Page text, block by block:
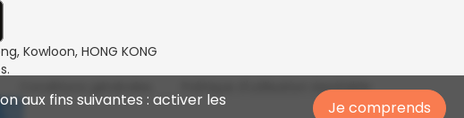
Kowloon, HONG KONG
Politique d'utilisation équitable
aux fins suivantes : activer les
Je comprends